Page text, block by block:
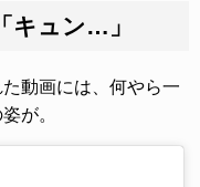
キュン…」
動画には、何やら一
が。